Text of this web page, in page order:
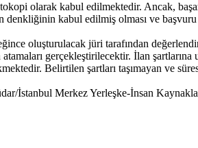
olarak kabul edilmektedir. Ancak,
kabul edilmiş olması ve başvuru
oluşturulacak jüri tarafından
gerçekleştirilecektir. İlan
Belirtilen şartları taşımayan ve
İstanbul Merkez Yerleşke-İnsan